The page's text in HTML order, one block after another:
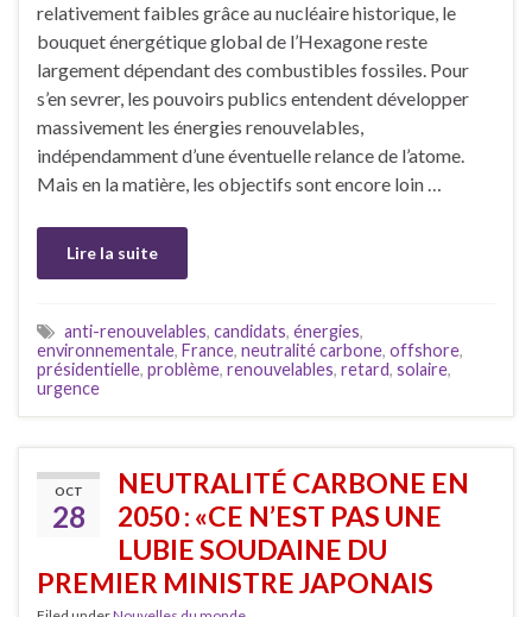
relativement faibles grâce au nucléaire historique, le
bouquet énergétique global de l’Hexagone reste
largement dépendant des combustibles fossiles. Pour
s’en sevrer, les pouvoirs publics entendent développer
massivement les énergies renouvelables,
indépendamment d’une éventuelle relance de l’atome.
Mais en la matière, les objectifs sont encore loin …
Lire la suite
anti-renouvelables, candidats, énergies,
environnementale, France, neutralité carbone, offshore,
présidentielle, problème, renouvelables, retard, solaire,
urgence
OCT
28
NEUTRALITÉ CARBONE EN
2050 : «CE N’EST PAS UNE
LUBIE SOUDAINE DU
PREMIER MINISTRE JAPONAIS